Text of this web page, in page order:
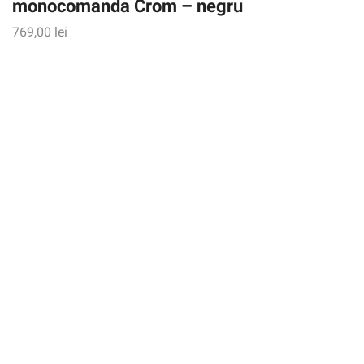
monocomanda Crom – negru
769,00 lei